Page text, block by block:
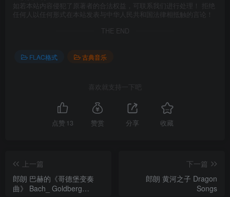
如若本站内容侵犯了原著者的合法权益，可联系我们进行处理！ 拒绝
任何人以任何形式在本站发表与中华人民共和国法律相抵触的言论！
THE END
FLAC格式 古典音乐
喜欢就支持一下吧
点赞 13 赞赏 分享 收藏
上一篇
郎朗 ‌巴赫的《哥德堡变奏
曲》 Bach_ Goldberg
下一篇
郎朗 黄河之子 Dragon
Songs